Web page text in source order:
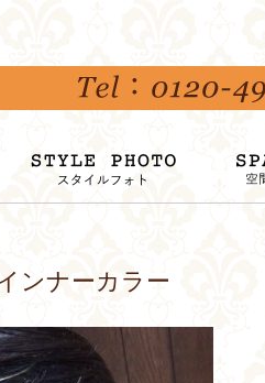
ンナーカラー